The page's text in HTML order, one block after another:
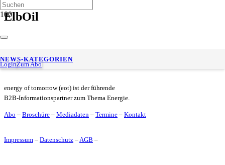
LoginZum Abo
NEWS-KATEGORIEN
ElbOil
ElbOil feiert 15-jähriges Firmenbestehen
energy of tomorrow (eot) ist der führende
B2B-Informationspartner zum Thema Energie.
Abo – Broschüre – Mediadaten – Termine – Kontakt
Impressum – Datenschutz –AGB –